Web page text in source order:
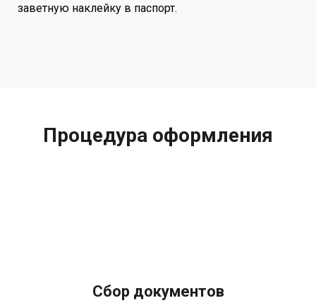
заветную наклейку в паспорт.
Процедура оформления
Сбор документов